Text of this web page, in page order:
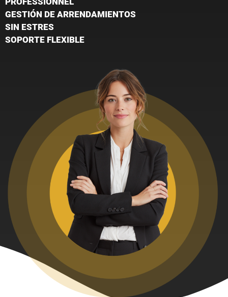
GESTIÓN DE ARRENDAMIENTOS
SIN ESTRES
SOPORTE FLEXIBLE